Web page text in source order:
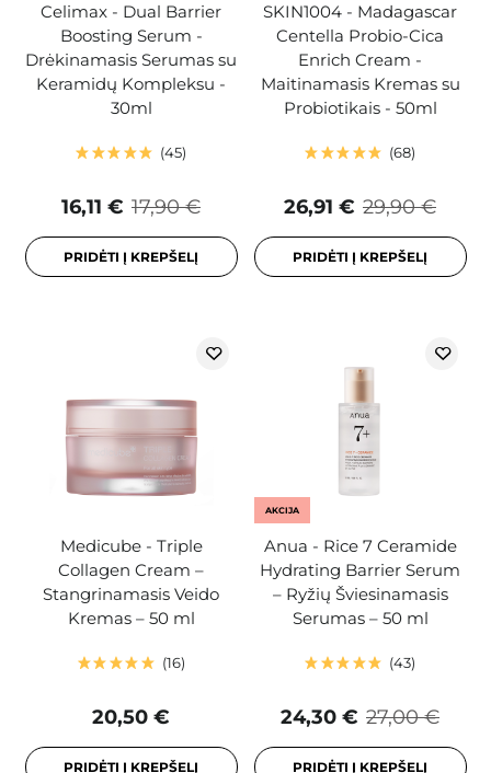
Celimax - Dual Barrier
Boosting Serum -
Drėkinamasis Serumas su
Keramidų Kompleksu -
30ml
45
17,90 €
16,11 €
PRIDĖTI Į KREPŠELĮ
SKIN1004 - Madagascar
Centella Probio-Cica
Enrich Cream -
Maitinamasis Kremas su
Probiotikais - 50ml
68
29,90 €
26,91 €
PRIDĖTI Į KREPŠELĮ
Medicube - Triple
Collagen Cream –
Stangrinamasis Veido
Kremas – 50 ml
16
20,50 €
PRIDĖTI Į KREPŠELĮ
AKCIJA
Anua - Rice 7 Ceramide
Hydrating Barrier Serum
– Ryžių Šviesinamasis
Serumas – 50 ml
43
27,00 €
24,30 €
PRIDĖTI Į KREPŠELĮ